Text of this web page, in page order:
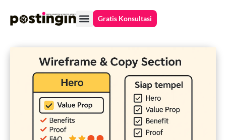
Gratis Konsultasi